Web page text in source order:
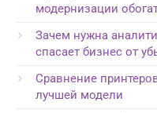
модернизации
Зачем нужна
спасает бизнес от
Сравнение
лучшей модели